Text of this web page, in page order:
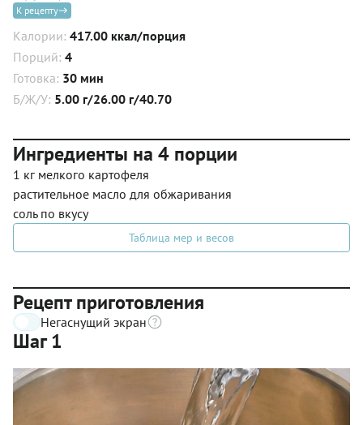
К рецепту
Калории: 417.00 ккал/порция
Порций: 4
Готовка: 30 мин
Б/Ж/У: 5.00 г/26.00 г/40.70
Ингредиенты на 4 порции
1 кг мелкого картофеля
растительное масло для обжаривания
соль по вкусу
Таблица мер и весов
Рецепт приготовления
Негаснущий экран
Шаг 1